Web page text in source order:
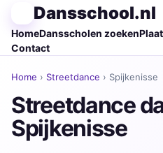
Dansschool.nl
HomeDansscholen zoeken
Contact
Home › Streetdance › Spijkenisse
Streetdance
Spijkenisse